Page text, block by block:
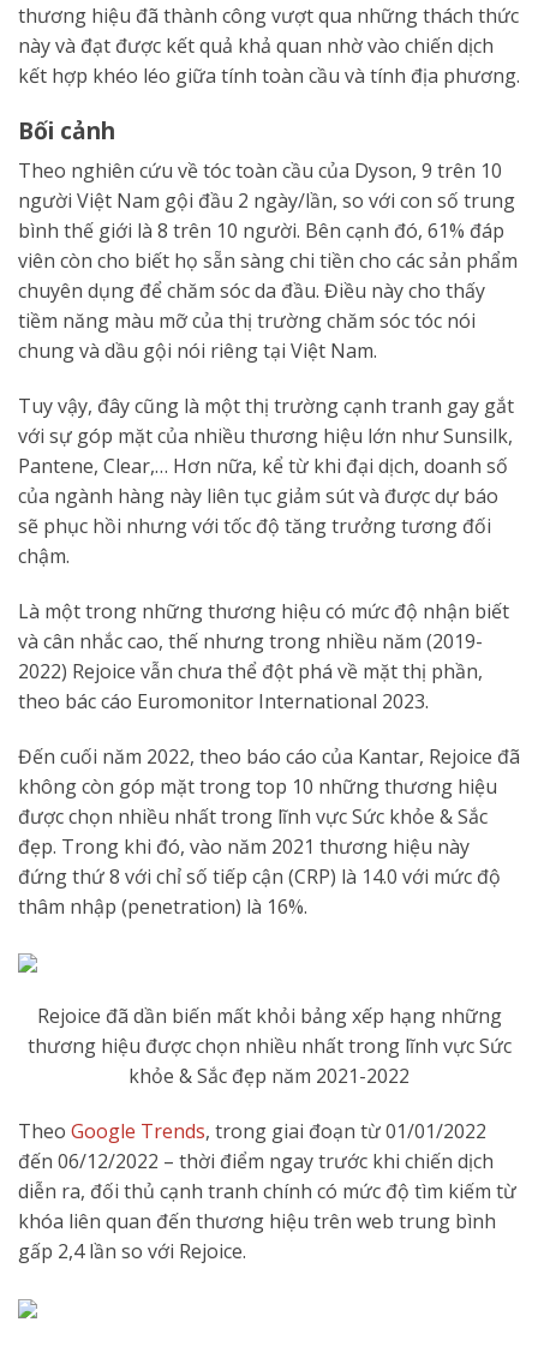
thương hiệu đã thành công vượt qua những thách thức
này và đạt được kết quả khả quan nhờ vào chiến dịch
kết hợp khéo léo giữa tính toàn cầu và tính địa phương.
Bối cảnh
Theo nghiên cứu về tóc toàn cầu của Dyson, 9 trên 10
người Việt Nam gội đầu 2 ngày/lần, so với con số trung
bình thế giới là 8 trên 10 người. Bên cạnh đó, 61% đáp
viên còn cho biết họ sẵn sàng chi tiền cho các sản phẩm
chuyên dụng để chăm sóc da đầu. Điều này cho thấy
tiềm năng màu mỡ của thị trường chăm sóc tóc nói
chung và dầu gội nói riêng tại Việt Nam.
Tuy vậy, đây cũng là một thị trường cạnh tranh gay gắt
với sự góp mặt của nhiều thương hiệu lớn như Sunsilk,
Pantene, Clear,… Hơn nữa, kể từ khi đại dịch, doanh số
của ngành hàng này liên tục giảm sút và được dự báo
sẽ phục hồi nhưng với tốc độ tăng trưởng tương đối
chậm.
Là một trong những thương hiệu có mức độ nhận biết
và cân nhắc cao, thế nhưng trong nhiều năm (2019-
2022) Rejoice vẫn chưa thể đột phá về mặt thị phần,
theo bác cáo Euromonitor International 2023.
Đến cuối năm 2022, theo báo cáo của Kantar, Rejoice đã
không còn góp mặt trong top 10 những thương hiệu
được chọn nhiều nhất trong lĩnh vực Sức khỏe & Sắc
đẹp. Trong khi đó, vào năm 2021 thương hiệu này
đứng thứ 8 với chỉ số tiếp cận (CRP) là 14.0 với mức độ
thâm nhập (penetration) là 16%.
Rejoice đã dần biến mất khỏi bảng xếp hạng những
thương hiệu được chọn nhiều nhất trong lĩnh vực Sức
khỏe & Sắc đẹp năm 2021-2022
Theo Google Trends, trong giai đoạn từ 01/01/2022
đến 06/12/2022 – thời điểm ngay trước khi chiến dịch
diễn ra, đối thủ cạnh tranh chính có mức độ tìm kiếm từ
khóa liên quan đến thương hiệu trên web trung bình
gấp 2,4 lần so với Rejoice.